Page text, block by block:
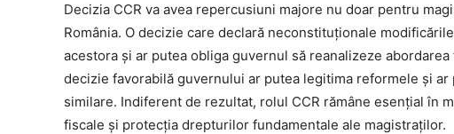
Decizia CCR va avea repercusiuni majore nu doar pentru
România. O decizie care declară neconstituționale
acestora și ar putea obliga guvernul să reanalizeze
decizie favorabilă guvernului ar putea legitima reformele și
similare. Indiferent de rezultat, rolul CCR rămâne esențial în
fiscale și protecția drepturilor fundamentale ale magistraților.